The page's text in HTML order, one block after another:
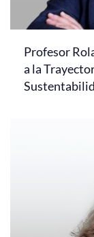
Profesor
a la